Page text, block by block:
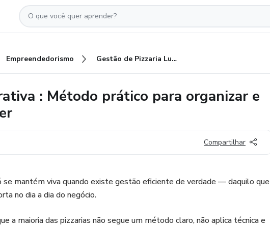
Empreendedorismo Gestão de Pizzaria Lucrativa : Método prático para organizar e fazer sua pizzaria crescer
: Método prático para organizar e
Compartilhar
se mantém viva quando existe gestão eficiente de verdade — daquilo que
no dia a dia do negócio.
a maioria das pizzarias não segue um método claro, não aplica técnica e